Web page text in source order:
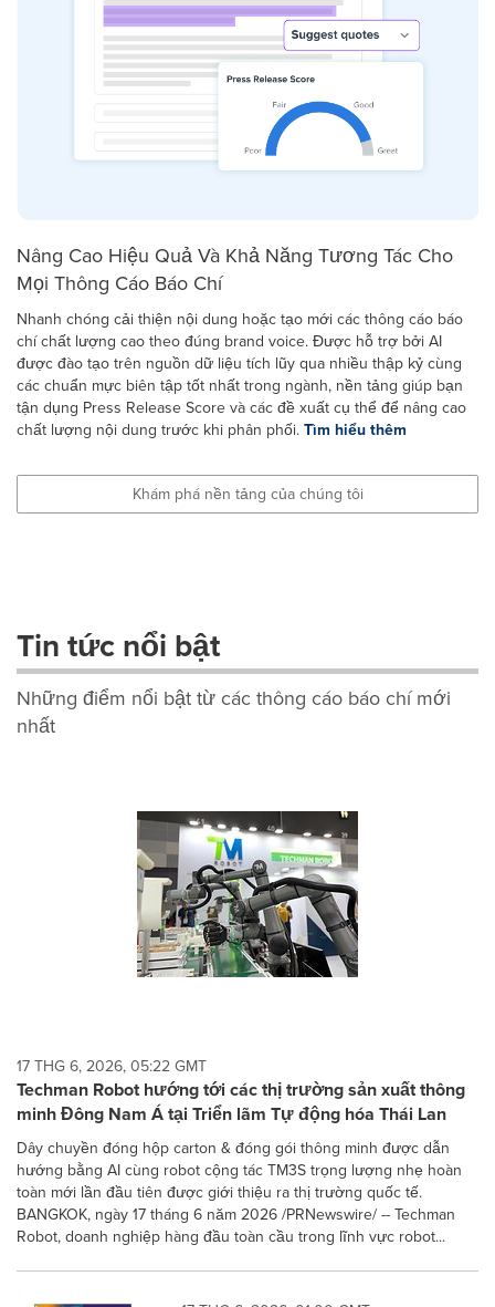
Nâng Cao Hiệu Quả Và Khả Năng Tương Tác Cho
Mọi Thông Cáo Báo Chí
Nhanh chóng cải thiện nội dung hoặc tạo mới các thông cáo báo
chí chất lượng cao theo đúng brand voice. Được hỗ trợ bởi AI
được đào tạo trên nguồn dữ liệu tích lũy qua nhiều thập kỷ cùng
các chuẩn mực biên tập tốt nhất trong ngành, nền tảng giúp bạn
tận dụng Press Release Score và các đề xuất cụ thể để nâng cao
chất lượng nội dung trước khi phân phối.Tìm hiểu thêm
Khám phá nền tảng của chúng tôi
Tin tức nổi bật
Những điểm nổi bật từ các thông cáo báo chí mới
nhất
17 THG 6, 2026, 05:22 GMT
Techman Robot hướng tới các thị trường sản xuất thông
minh Đông Nam Á tại Triển lãm Tự động hóa Thái Lan
Dây chuyền đóng hộp carton & đóng gói thông minh được dẫn
hướng bằng AI cùng robot cộng tác TM3S trọng lượng nhẹ hoàn
toàn mới lần đầu tiên được giới thiệu ra thị trường quốc tế.
BANGKOK, ngày 17 tháng 6 năm 2026 /PRNewswire/ -- Techman
Robot, doanh nghiệp hàng đầu toàn cầu trong lĩnh vực robot...